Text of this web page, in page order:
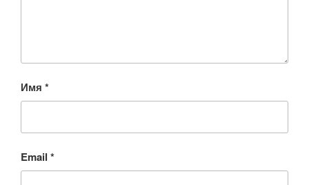
Имя *
Email *